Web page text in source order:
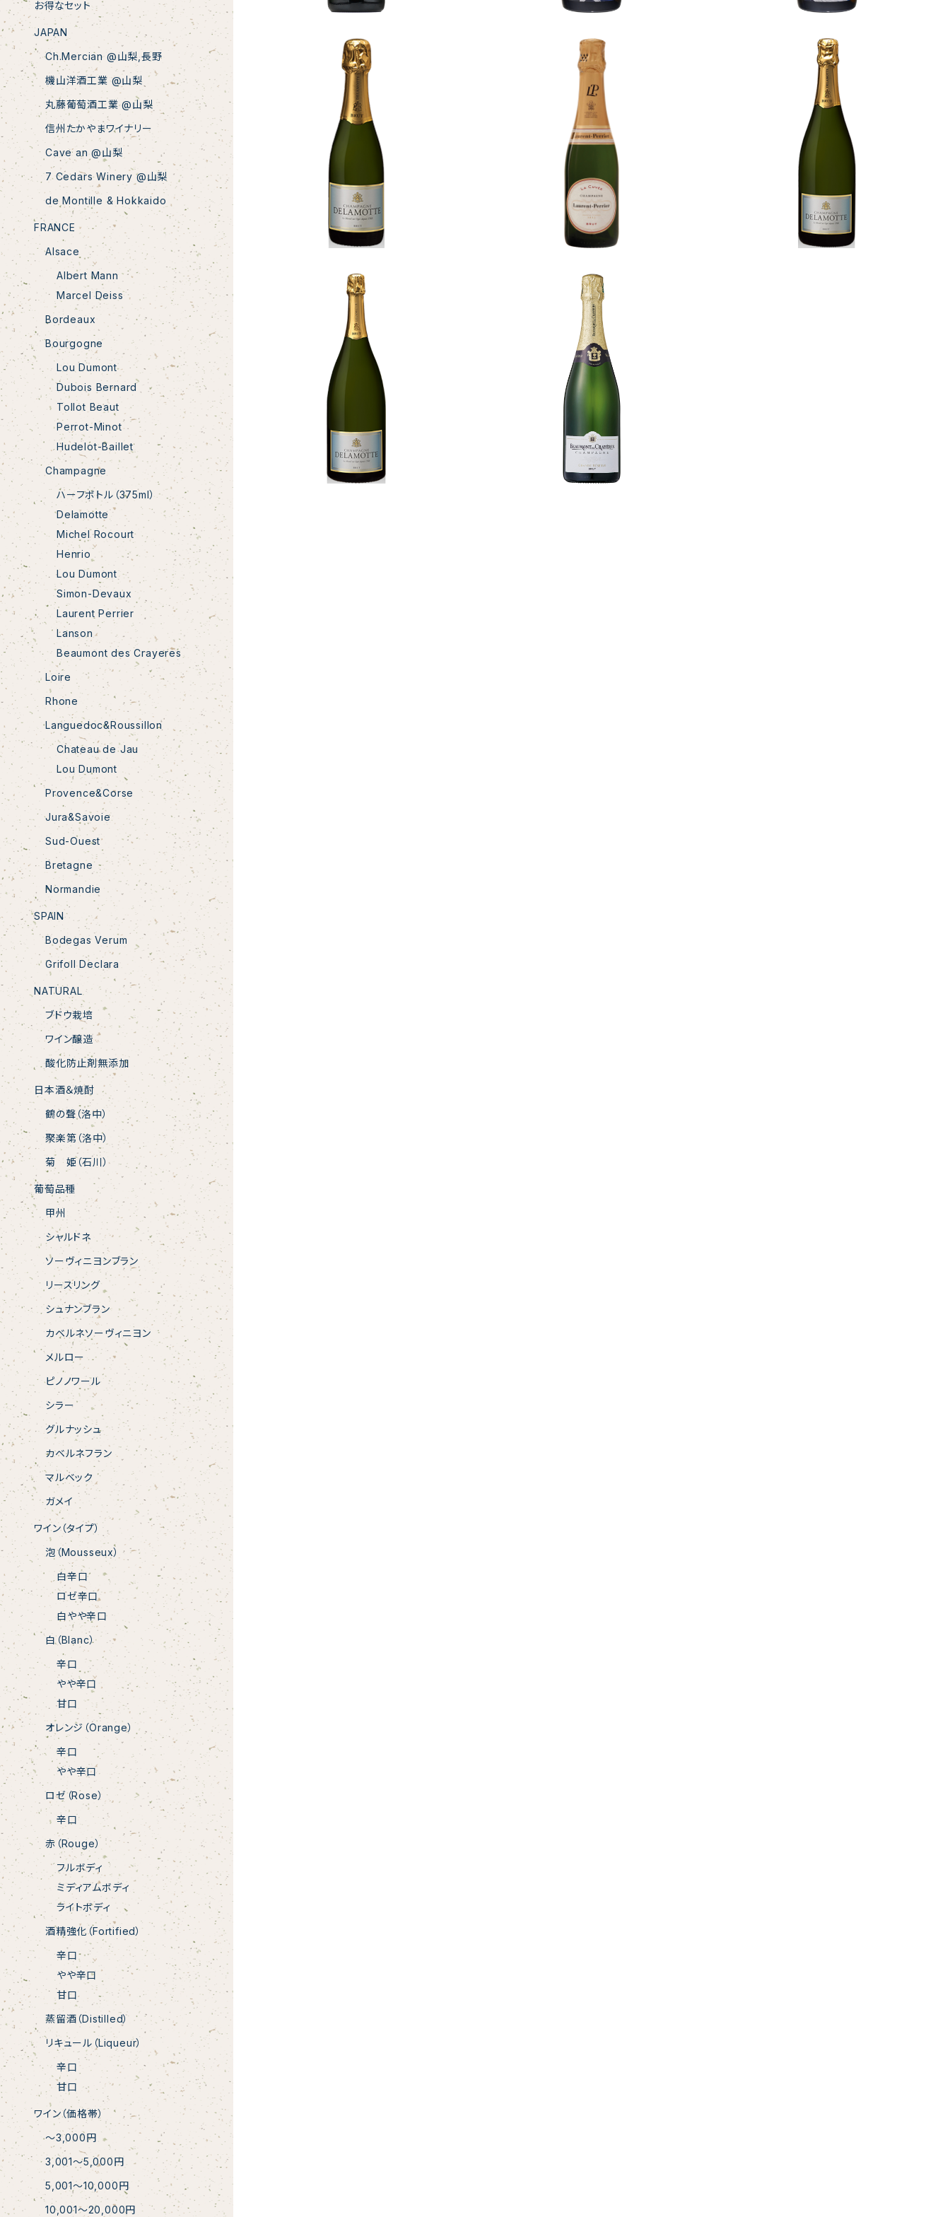
NV Champagne Brut 375ml / Delamo
tte
¥5,280
NV Champagne Brut,La Cuvee 375m
l / Laurent-Perrier
¥5,280
NV Champagne Brut 750ml / Delamo
¥9,350
NV Champagne Brut 1500ml / Delam
¥19,800
NV Champagne Grande Reserve Bru
t 750ml, Beaumont des Crayeres
¥8,580
お得なセット
JAPAN
Ch.Mercian @山梨,長野
機山洋酒工業 @山梨
丸藤葡萄酒工業 @山梨
信州たかやまワイナリー
Cave an @山梨
7 Cedars Winery @山梨
de Montille & Hokkaido
FRANCE
Alsace
Albert Mann
Marcel Deiss
Bordeaux
Bourgogne
Lou Dumont
Dubois Bernard
Tollot Beaut
Perrot-Minot
Hudelot-Baillet
Champagne
ハーフボトル（375ml）
Delamotte
Michel Rocourt
Henrio
Lou Dumont
Simon-Devaux
Laurent Perrier
Lanson
Beaumont des Crayeres
Loire
Rhone
Languedoc&Roussillon
Chateau de Jau
Lou Dumont
Provence&Corse
Jura&Savoie
Sud-Ouest
Bretagne
Normandie
SPAIN
Bodegas Verum
Grifoll Declara
NATURAL
ブドウ栽培
ワイン醸造
酸化防止剤無添加
日本酒＆焼酎
鶴の聲（洛中）
聚楽第（洛中）
菊 姫（石川）
葡萄品種
甲州
シャルドネ
ソーヴィニヨンブラン
リースリング
シュナンブラン
カベルネソーヴィニヨン
メルロー
ピノノワール
シラー
グルナッシュ
カベルネフラン
マルベック
ガメイ
ワイン（タイプ）
泡（Mousseux）
白辛口
ロゼ辛口
白やや辛口
白（Blanc）
辛口
やや辛口
甘口
オレンジ（Orange）
辛口
やや辛口
ロゼ（Rose）
辛口
赤（Rouge）
フルボディ
ミディアムボディ
ライトボディ
酒精強化（Fortified）
辛口
やや辛口
甘口
蒸留酒（Distilled）
リキュール（Liqueur）
辛口
甘口
ワイン（価格帯）
〜3,000円
3,001〜5,000円
5,001〜10,000円
10,001〜20,000円